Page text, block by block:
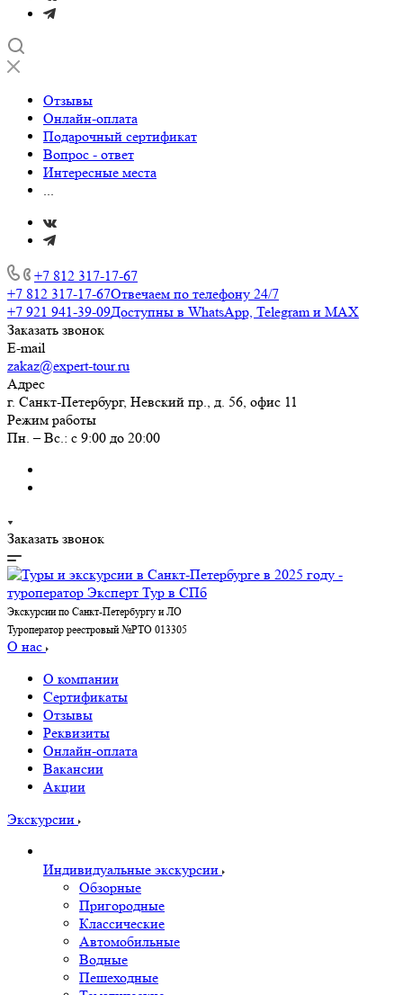
Отзывы
Онлайн-оплата
Подарочный сертификат
Вопрос - ответ
Интересные места
...
+7 812 317-17-67
+7 812 317-17-67Отвечаем по телефону 24/7
+7 921 941-39-09Доступны в WhatsApp, Telegram и MAX
Заказать звонок
E-mail
zakaz@expert-tour.ru
Адрес
г. Санкт-Петербург, Невский пр., д. 56, офис 11
Режим работы
Пн. – Вс.: с 9:00 до 20:00
Заказать звонок
Экскурсии по Санкт-Петербургу и ЛО
Туроператор реестровый №РТО 013305
О нас
О компании
Сертификаты
Отзывы
Реквизиты
Онлайн-оплата
Вакансии
Акции
Экскурсии
Индивидуальные экскурсии
Обзорные
Пригородные
Классические
Автомобильные
Водные
Пешеходные